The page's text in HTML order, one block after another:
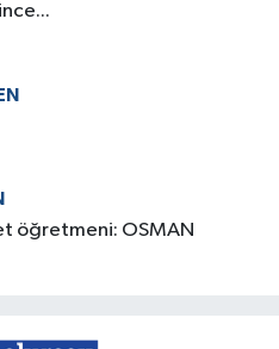
öğretmeni: OSMAN